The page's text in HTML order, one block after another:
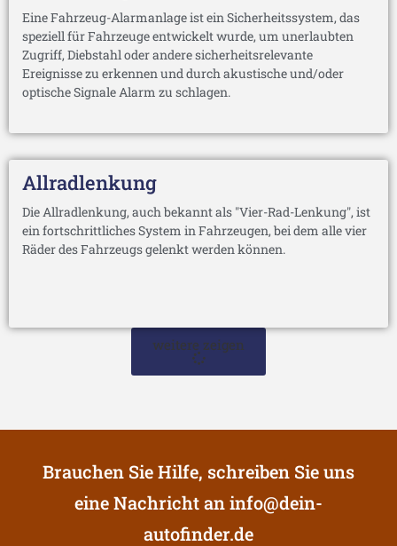
Eine Fahrzeug-Alarmanlage ist ein Sicherheitssystem, das
speziell für Fahrzeuge entwickelt wurde, um unerlaubten
Zugriff, Diebstahl oder andere sicherheitsrelevante
Ereignisse zu erkennen und durch akustische und/oder
optische Signale Alarm zu schlagen.
Allradlenkung
Die Allradlenkung, auch bekannt als "Vier-Rad-Lenkung", ist
ein fortschrittliches System in Fahrzeugen, bei dem alle vier
Räder des Fahrzeugs gelenkt werden können.
weitere zeigen
Brauchen Sie Hilfe, schreiben Sie uns
eine Nachricht aninfo@dein-
autofinder.de